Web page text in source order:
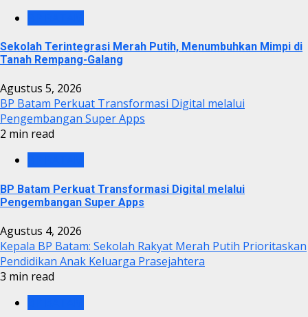
Sekolah Terintegrasi Merah Putih, Menumbuhkan Mimpi di
Tanah Rempang-Galang
Agustus 5, 2026
BP Batam Perkuat Transformasi Digital melalui
Pengembangan Super Apps
2 min read
BP Batam Perkuat Transformasi Digital melalui
Pengembangan Super Apps
Agustus 4, 2026
Kepala BP Batam: Sekolah Rakyat Merah Putih Prioritaskan
Pendidikan Anak Keluarga Prasejahtera
3 min read